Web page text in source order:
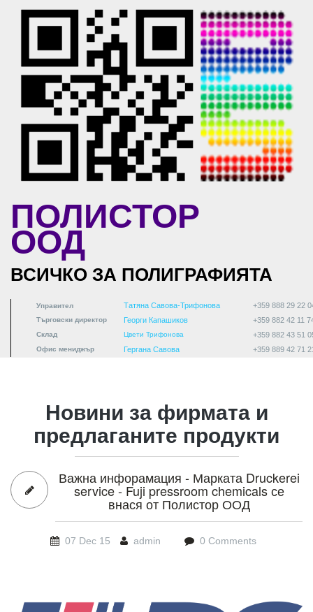
Skip to main content
ПОЛИСТОР
ООД
ВСИЧКО ЗА ПОЛИГРАФИЯТА
Управител Татяна Савова-Трифонова +359 888 29 22
Търговски директор Георги Капашиков +359 882 42 11
Склад Цвети Трифонова +359 882 43 51
Офис мениджър Гергана Савова +359 889 42 71
Новини за фирмата и
предлаганите продукти
Важна инфорамация - Марката Druckerei
service - Fuji pressroom chemicals се
внася от Полистор ООД
07 Dec 15 admin 0 Comments
DS_PMS-png.png